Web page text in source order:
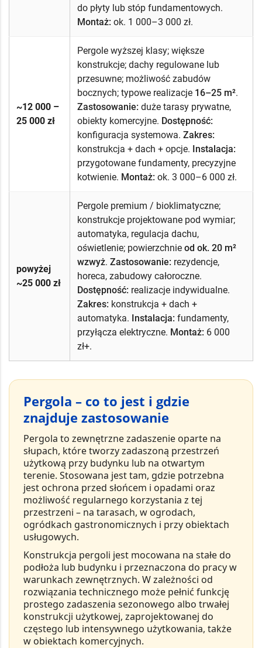
do płyty lub stóp fundamentowych.
Montaż: ok. 1 000–3 000 zł.
~12 000 –
25 000 zł
Pergole wyższej klasy; większe
konstrukcje; dachy regulowane lub
przesuwne; możliwość zabudów
bocznych; typowe realizacje 16–25 m².
Zastosowanie: duże tarasy prywatne,
obiekty komercyjne. Dostępność:
konfiguracja systemowa. Zakres:
konstrukcja + dach + opcje. Instalacja:
przygotowane fundamenty, precyzyjne
kotwienie. Montaż: ok. 3 000–6 000 zł.
powyżej
~25 000 zł
Pergole premium / bioklimatyczne;
konstrukcje projektowane pod wymiar;
automatyka, regulacja dachu,
oświetlenie; powierzchnie od ok. 20 m²
wzwyż. Zastosowanie: rezydencje,
horeca, zabudowy całoroczne.
Dostępność: realizacje indywidualne.
Zakres: konstrukcja + dach +
automatyka. Instalacja: fundamenty,
przyłącza elektryczne. Montaż: 6 000
zł+.
Pergola – co to jest i gdzie
znajduje zastosowanie
Pergola to zewnętrzne zadaszenie oparte na
słupach, które tworzy zadaszoną przestrzeń
użytkową przy budynku lub na otwartym
terenie. Stosowana jest tam, gdzie potrzebna
jest ochrona przed słońcem i opadami oraz
możliwość regularnego korzystania z tej
przestrzeni – na tarasach, w ogrodach,
ogródkach gastronomicznych i przy obiektach
usługowych.
Konstrukcja pergoli jest mocowana na stałedo
podłoża lub budynku i przeznaczona do pracy w
warunkach zewnętrznych. W zależności od
rozwiązania technicznego może pełnić funkcję
prostego zadaszenia sezonowego albo trwałej
konstrukcji użytkowej, zaprojektowanej do
częstego lub intensywnego użytkowania, także
w obiektach komercyjnych.